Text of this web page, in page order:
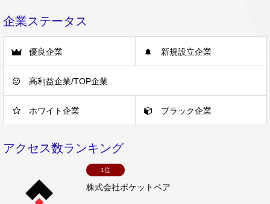
企業ステータス
優良企業 新規設立企業
高利益企業/TOP企業
ホワイト企業 ブラック企業
アクセス数ランキング
1位
株式会社ポケットペア